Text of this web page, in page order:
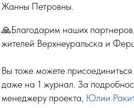
Жанны Петровны.
🙏Благодарим наших
жителей Верхнеуральска и
Вы тоже можете
даже на 1 журнал. За
менеджеру проекта, Юлии